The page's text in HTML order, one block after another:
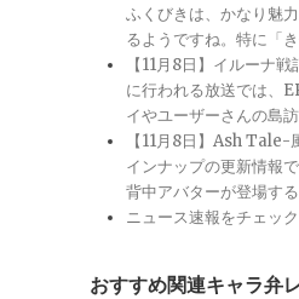
ふくびきは、かなり魅
るようですね。特に「
【11月8日】イルーナ
に行われる放送では、
イやユーザーさんの島
【11月8日】Ash Tale-
インナップの更新情報
背中アバターが登場す
ニュース速報をチェック
おすすめ関連キャラ弁